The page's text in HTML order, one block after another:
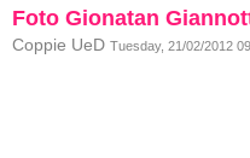
Foto Gionatan
Coppie UeD Tuesday, 21/02/2012